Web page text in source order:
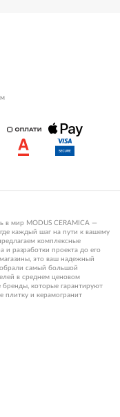
в мир MODUS CERAMICA —
каждый шаг на пути к вашему
комплексные
и разработки проекта до его
это ваш надежный
самый большой
в среднем ценовом
бренды, которые гарантируют
плитку и керамогранит